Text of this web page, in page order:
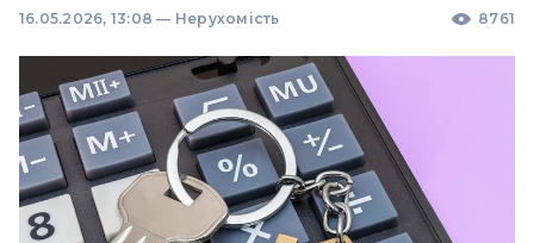
16.05.2026, 13:08 — Нерухомість 8761